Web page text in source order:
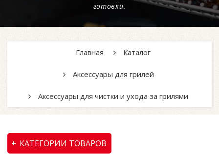
готовки.
Главная Каталог
Аксессуары для грилей
Аксессуары для чистки и ухода за грилями
КАТЕГОРИИ ТОВАРОВ